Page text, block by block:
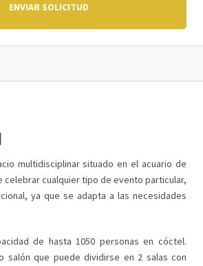
ENVIAR SOLICITUD
multidisciplinar situado en el acuario de
celebrar cualquier tipo de evento particular,
ya que se adapta a las necesidades
de hasta 1050 personas en cóctel.
salón que puede dividirse en 2 salas con